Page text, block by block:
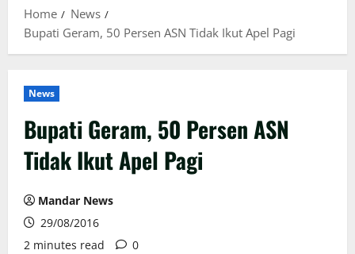
Home
News
Bupati Geram, 50 Persen ASN Tidak Ikut Apel Pagi
News
Bupati Geram, 50 Persen ASN
Tidak Ikut Apel Pagi
Mandar News
29/08/2016
2 minutes read
0